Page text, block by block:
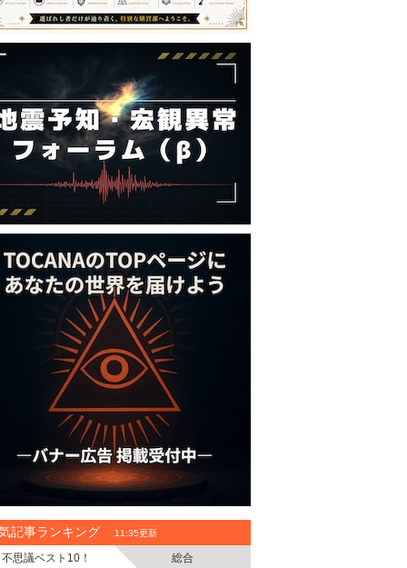
記事ランキング 11:35更新
不思議ベスト10！
総合